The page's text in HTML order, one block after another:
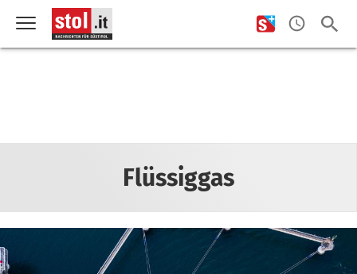
Flüssiggas